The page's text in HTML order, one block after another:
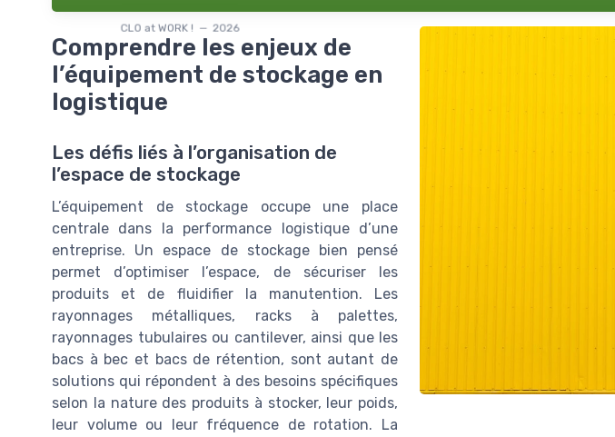
CLO at WORK ! — 2026
Comprendre les enjeux de
l’équipement de stockage en
logistique
Les défis liés à l’organisation de
l’espace de stockage
L’équipement de stockage occupe une place
centrale dans la performance logistique d’une
entreprise. Un espace de stockage bien pensé
permet d’optimiser l’espace, de sécuriser les
produits et de fluidifier la manutention. Les
rayonnages métalliques, racks à palettes,
rayonnages tubulaires ou cantilever, ainsi que les
bacs à bec et bacs de rétention, sont autant de
solutions qui répondent à des besoins spécifiques
selon la nature des produits à stocker, leur poids,
leur volume ou leur fréquence de rotation. La